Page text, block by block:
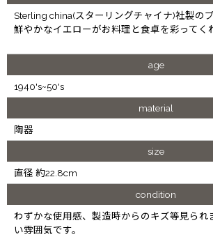
Sterling china(スターリングチャイナ)社製のプ
鮮やかなイエローがお料理と食卓を彩ってく
age
1940's~50's
material
陶器
size
直径 約22.8cm
condition
わずかな使用感、製造時からのキズ等見られ
い雰囲気です。